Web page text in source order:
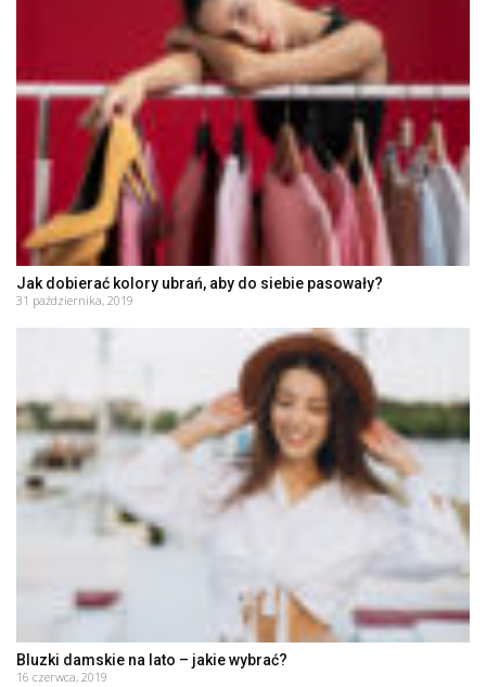
Jak dobierać kolory ubrań, aby do siebie pasowały?
31 października, 2019
Bluzki damskie na lato – jakie wybrać?
16 czerwca, 2019